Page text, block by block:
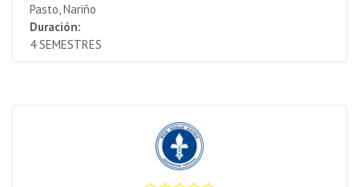
Pasto, Nariño
Duración:
4 SEMESTRES